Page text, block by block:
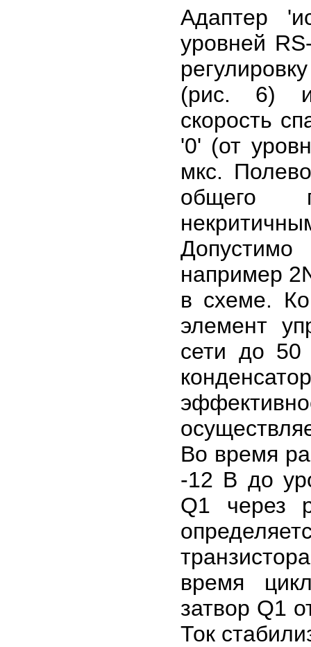
Адаптер
уровней
(рис. 6) и
скорость
'0' (от
мкс.
общего
Допустимо
например
в схеме.
элемент
сети до
Во время
-12 В до
Q1 через
время
затвор Q1
Ток